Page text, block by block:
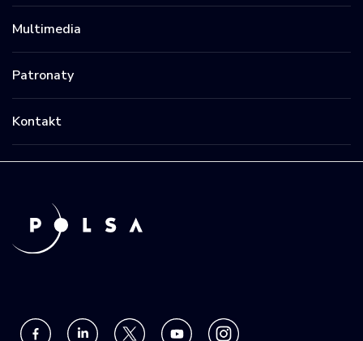
Multimedia
Patronaty
Kontakt